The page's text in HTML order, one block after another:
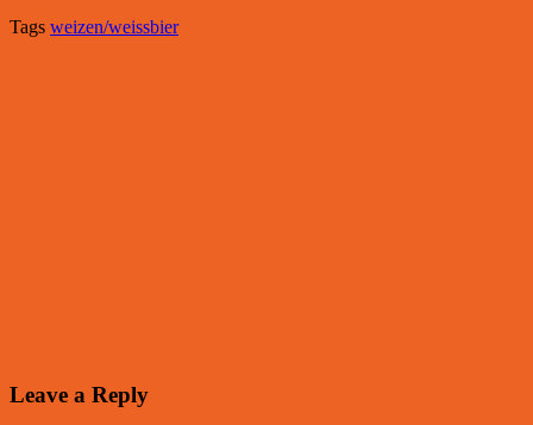
Tags weizen/weissbier
Leave a Reply